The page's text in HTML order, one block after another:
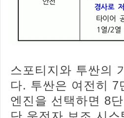
스포티지와 투싼의
다. 투싼은 여전히
엔진을 선택하면 8